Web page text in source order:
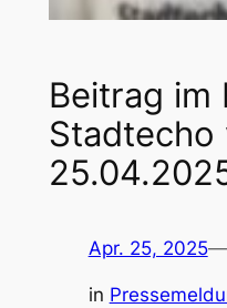
Beitrag im
Stadtecho
Apr. 25, 2025—
in